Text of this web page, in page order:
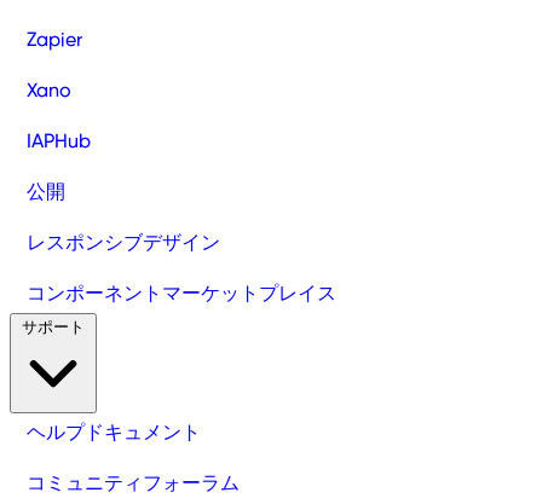
Zapier
Xano
IAPHub
公開
レスポンシブデザイン
コンポーネントマーケットプレイス
ヘルプドキュメント
コミュニティフォーラム